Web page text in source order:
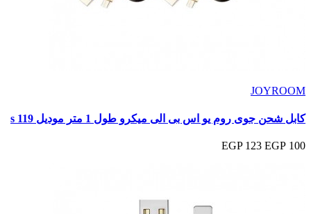
JOYROOM
كابل شحن جوى روم يو اس بى الى ميكرو طول 1 متر موديل s 119
100 EGP
123 EGP